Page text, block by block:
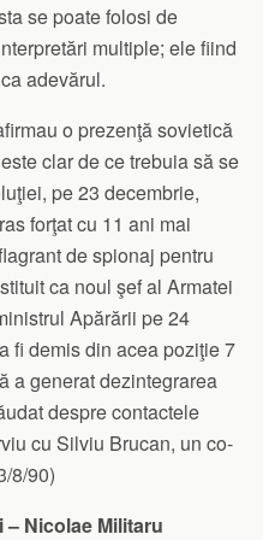
se poate folosi de
multiple; ele fiind
adevărul.
o prezenţă sovietică
clar de ce trebuia să se
pe 23 decembrie,
forţat cu 11 ani mai
de spionaj pentru
ca noul şef al Armatei
Apărării pe 24
fi demis din acea poziţie 7
a generat dezintegrarea
despre contactele
cu Silviu Brucan, un co-
8/90)
Nicolae Militaru